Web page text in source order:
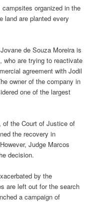
organized in the
land are planted every
de Souza Moreira is
are trying to reactivate
agreement with Jodil
owner of the company in
one of the largest
of the Court of Justice of
the recovery in
Judge Marcos
decision.
by the
are left out for the search
a campaign of